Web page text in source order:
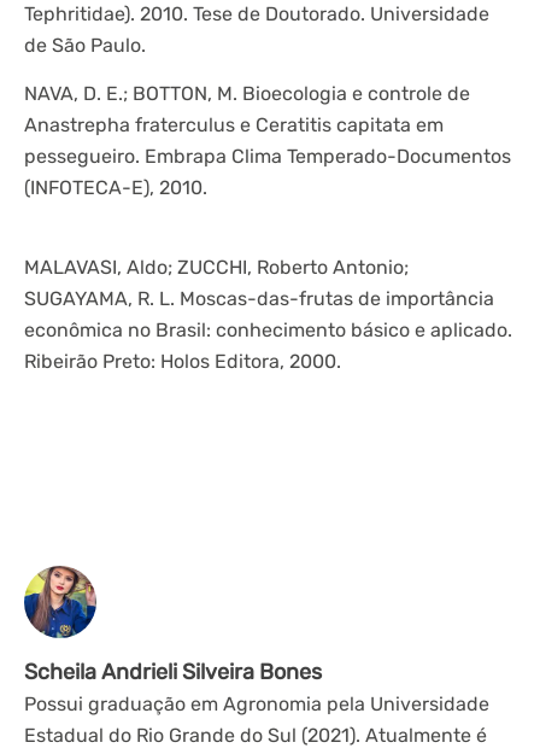
Tephritidae). 2010. Tese de Doutorado. Universidade
de São Paulo.
NAVA, D. E.; BOTTON, M. Bioecologia e controle de
Anastrepha fraterculus e Ceratitis capitata em
pessegueiro. Embrapa Clima Temperado-Documentos
(INFOTECA-E), 2010.
MALAVASI, Aldo; ZUCCHI, Roberto Antonio;
SUGAYAMA, R. L. Moscas-das-frutas de importância
econômica no Brasil: conhecimento básico e aplicado.
Ribeirão Preto: Holos Editora, 2000.
Scheila Andrieli Silveira Bones
Possui graduação em Agronomia pela Universidade
Estadual do Rio Grande do Sul (2021). Atualmente é